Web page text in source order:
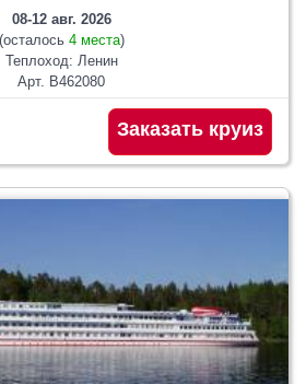
08-12 авг. 2026
(осталось 4 места)
Теплоход: Ленин
Арт. В462080
Заказать круиз